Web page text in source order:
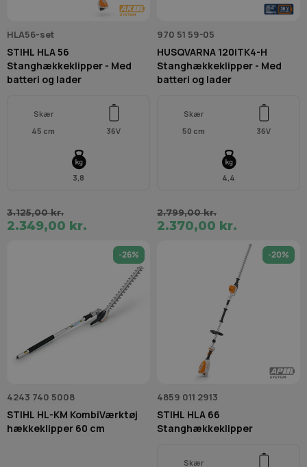
HLA56-set
STIHL HLA 56
Stanghækkeklipper - Med
batteri og lader
Skær
45 cm
36V
3,8
3.125,00 kr.
2.349,00 kr.
970 51 59-05
HUSQVARNA 120iTK4-H
Stanghækkeklipper - Med
batteri og lader
Skær
50 cm
36V
4,4
2.799,00 kr.
2.370,00 kr.
-26%
4243 740 5008
STIHL HL-KM KombiVærktøj
hækkeklipper 60 cm
-20%
4859 011 2913
STIHL HLA 66
Stanghækkeklipper
Skær